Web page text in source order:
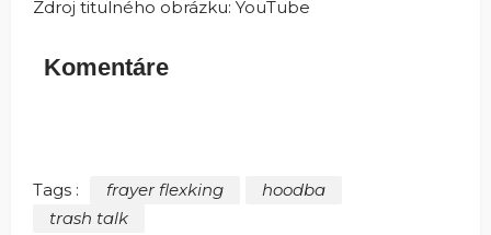
Zdroj titulného obrázku: YouTube
Komentáre
Tags : frayer flexking
hoodba
trash talk